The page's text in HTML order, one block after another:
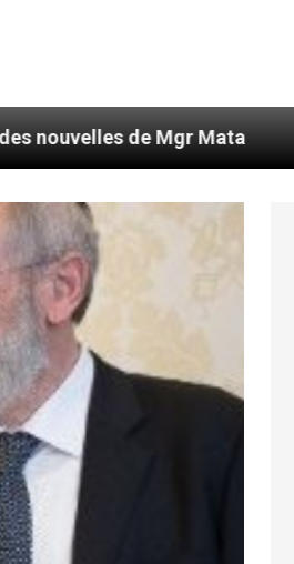
Mgr Mata Sept